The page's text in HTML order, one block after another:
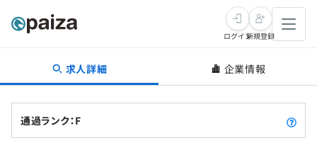
転職・キャリア
新卒就活
ログイン新規登録
求人詳細 企業情報
通過ランク：F